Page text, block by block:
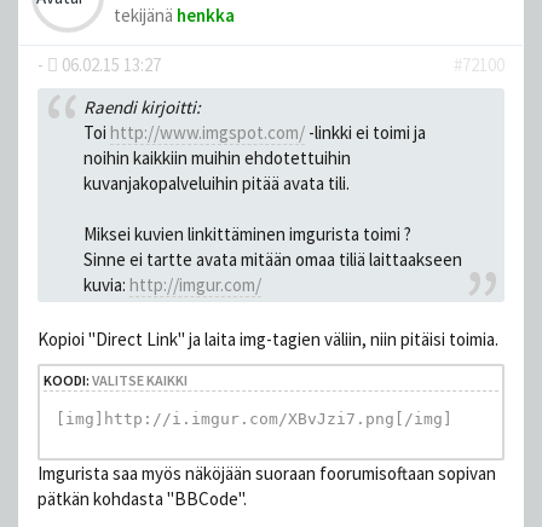
tekijänä henkka
- 06.02.15 13:27
#72100
Raendi kirjoitti:
Toi http://www.imgspot.com/-linkki ei toimi ja
noihin kaikkiin muihin ehdotettuihin
kuvanjakopalveluihin pitää avata tili.
Miksei kuvien linkittäminen imgurista toimi ?
Sinne ei tartte avata mitään omaa tiliä laittaakseen
kuvia: http://imgur.com/
Kopioi "Direct Link" ja laita img-tagien väliin, niin pitäisi toimia.
KOODI: VALITSE KAIKKI
[img]http://i.imgur.com/XBvJzi7.png[/img]
Imgurista saa myös näköjään suoraan foorumisoftaan sopivan
pätkän kohdasta "BBCode".